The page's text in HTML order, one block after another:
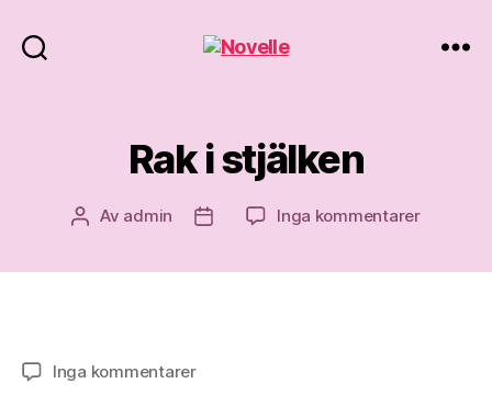
Rak i stjälken
Inläggsförfattare
Av admin InläggsdatumInga kommentarertill
Inga kommentarertill